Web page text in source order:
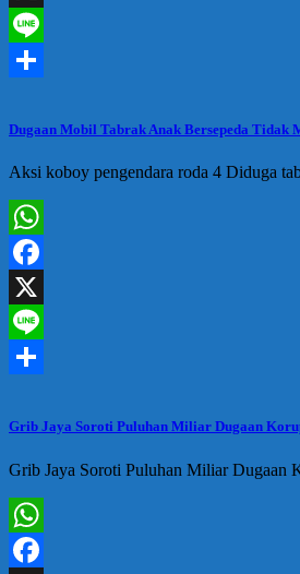
X
Line
Dugaan Mobil Tabrak Anak Bersepeda Tidak
Aksi koboy pengendara roda 4 Diduga
WhatsApp
Facebook
X
Line
Grib Jaya Soroti Puluhan Miliar Dugaan
Grib Jaya Soroti Puluhan Miliar Dugaan
WhatsApp